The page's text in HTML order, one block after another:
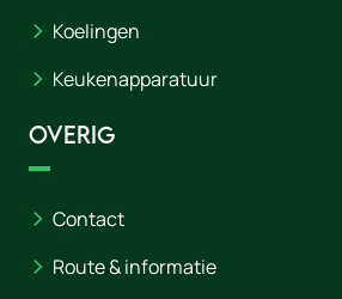
Koelingen
Keukenapparatuur
Overig
Contact
Route & informatie